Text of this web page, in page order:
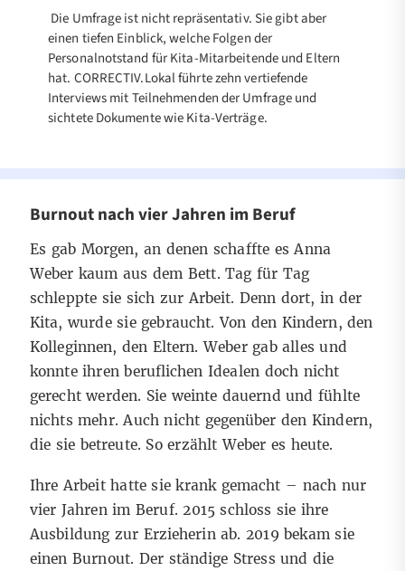
Die Umfrage ist nicht repräsentativ. Sie gibt aber
einen tiefen Einblick, welche Folgen der
Personalnotstand für Kita-Mitarbeitende und Eltern
hat. CORRECTIV.Lokal führte zehn vertiefende
Interviews mit Teilnehmenden der Umfrage und
sichtete Dokumente wie Kita-Verträge.
Burnout nach vier Jahren im Beruf
Es gab Morgen, an denen schaffte es Anna
Weber kaum aus dem Bett. Tag für Tag
schleppte sie sich zur Arbeit. Denn dort, in der
Kita, wurde sie gebraucht. Von den Kindern, den
Kolleginnen, den Eltern. Weber gab alles und
konnte ihren beruflichen Idealen doch nicht
gerecht werden. Sie weinte dauernd und fühlte
nichts mehr. Auch nicht gegenüber den Kindern,
die sie betreute. So erzählt Weber es heute.
Ihre Arbeit hatte sie krank gemacht – nach nur
vier Jahren im Beruf. 2015 schloss sie ihre
Ausbildung zur Erzieherin ab. 2019 bekam sie
einen Burnout. Der ständige Stress und die